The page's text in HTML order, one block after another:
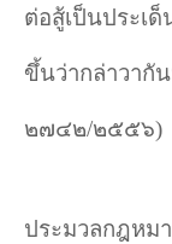
ต่อสู้เป็นประเ
ขึ้นว่ากล่าวากั
๒๗๔๒/๒๕๕๖)
ประมวลกฎหม